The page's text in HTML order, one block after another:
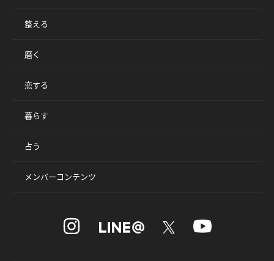
整える
磨く
恋する
暮らす
占う
メンバーコンテンツ